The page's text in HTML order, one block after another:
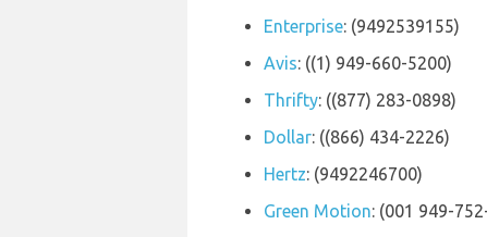
Enterprise: (9492539155)
Avis: ((1) 949-660-5200)
Thrifty: ((877) 283-0898)
Dollar: ((866) 434-2226)
Hertz: (9492246700)
Green Motion: (001 949-